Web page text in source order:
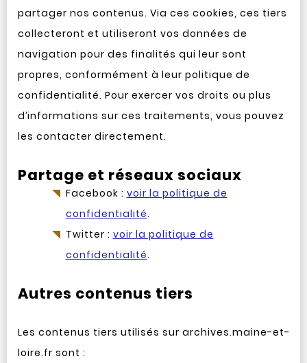
partager nos contenus. Via ces cookies, ces tiers
collecteront et utiliseront vos données de
navigation pour des finalités qui leur sont
propres, conformément à leur politique de
confidentialité. Pour exercer vos droits ou plus
d’informations sur ces traitements, vous pouvez
les contacter directement.
Partage et réseaux sociaux
Facebook : voir la politique de
confidentialité.
Twitter : voir la politique de
confidentialité.
Autres contenus tiers
Les contenus tiers utilisés sur archives.maine-et-
loire.fr sont :